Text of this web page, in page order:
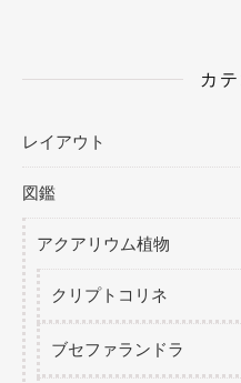
カ
レイアウト
図鑑
アクアリウム植物
クリプトコリネ
ブセファランドラ